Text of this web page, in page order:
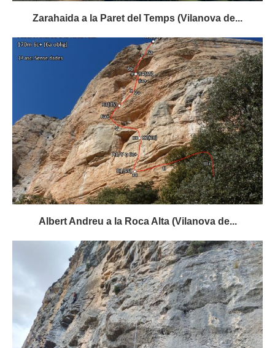
Zarahaida a la Paret del Temps (Vilanova de...
Albert Andreu a la Roca Alta (Vilanova de...